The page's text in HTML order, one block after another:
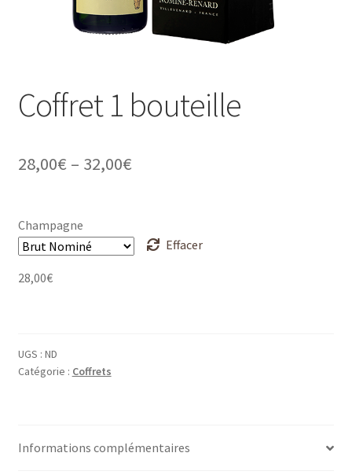
Coffret 1 bouteille
28,00€ – 32,00€
Champagne
Effacer
28,00€
UGS : ND
Catégorie : Coffrets
Informations complémentaires